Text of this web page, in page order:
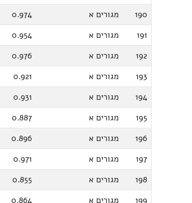
190
מגורים א 0.974
191
מגורים א 0.954
192
מגורים א 0.976
193
מגורים א 0.921
194
מגורים א 0.931
195
מגורים א 0.887
196
מגורים א 0.896
197
מגורים א 0.971
198
מגורים א 0.855
199
מגורים א 0.864